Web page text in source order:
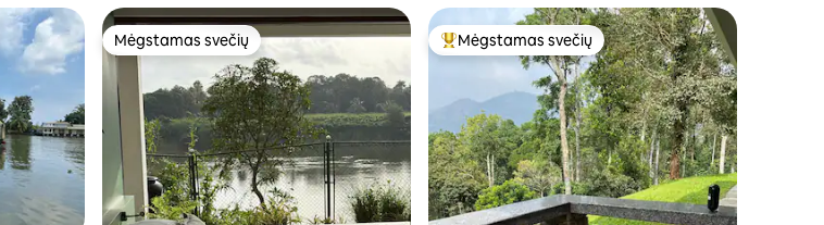
Mėgstamas svečių
Mėgstamas svečių Svečių mėgstamiausias
Mėgstamas svečių